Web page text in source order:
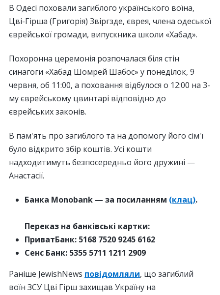
В Одесі поховали загиблого українського воїна,
Цві-Гірша (Григорія) Звіргзде, єврея, члена одеської
єврейської громади, випускника школи «Хабад».
Похоронна церемонія розпочалася біля стін
синагоги «Хабад Шомрей Шабос» у понеділок, 9
червня, об 11:00, а поховання відбулося о 12:00 на 3-
му єврейському цвинтарі відповідно до
єврейських законів.
В пам'ять про загиблого та на допомогу його сім'ї
було відкрито збір коштів. Усі кошти
надходитимуть безпосередньо його дружині —
Анастасії.
Банка Monobank — за посиланням (клац).
Переказ на банківські картки:
ПриватБанк: 5168 7520 9245 6162
Сенс Банк: 5355 5711 1211 2909
Раніше JewishNews повідомляли, що загиблий
воїн ЗСУ Цві Гірш захищав Україну на